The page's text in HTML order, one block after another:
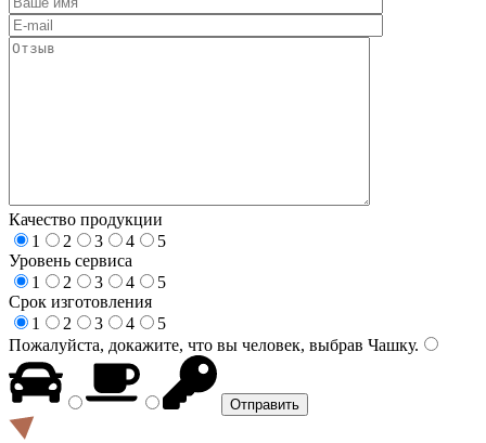
Качество продукции
1
2 3 4
5
Уровень сервиса
1
2 3 4
5
Срок изготовления
1
2 3 4
5
Пожалуйста, докажите, что вы человек, выбрав Чашку.